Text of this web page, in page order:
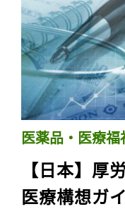
医薬品・医療福
【日本】厚
医療構想ガ